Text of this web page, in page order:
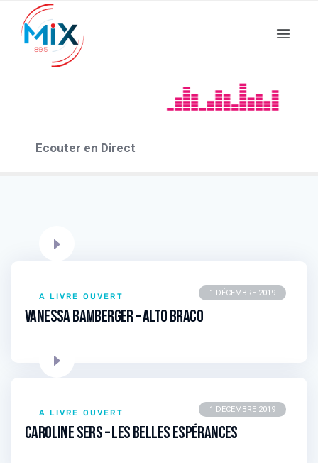
Ecouter en Direct
A livre ouvert 2019
25 EPISODES
1 DÉCEMBRE 2019
A LIVRE OUVERT
Vanessa BAMBERGER – Alto Braco
1 DÉCEMBRE 2019
A LIVRE OUVERT
Caroline SERS – Les Belles Espérances